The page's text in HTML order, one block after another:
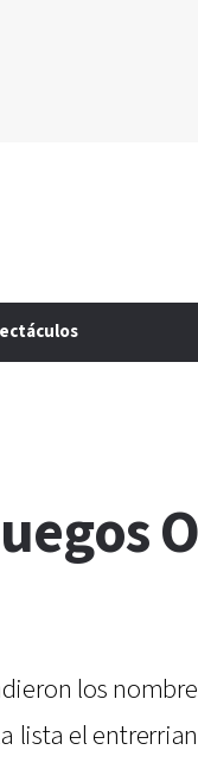
los
lista el